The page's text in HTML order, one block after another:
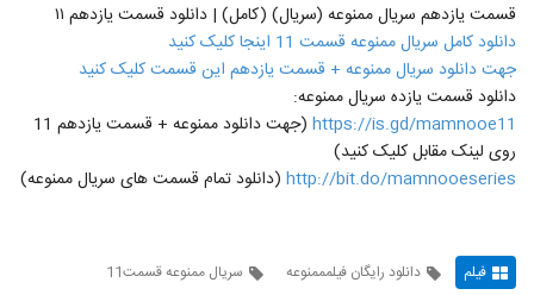
قسمت یازدهم سریال ممنوعه (سریال) (کامل) | دانلود قسمت یازدهم ۱۱
دانلود کامل سریال ممنوعه قسمت 11 اینجا کلیک کنید
جهت دانلود سریال ممنوعه + قسمت یازدهم این قسمت کلیک کنید
دانلود قسمت یازده سریال ممنوعه:
https://is.gd/mamnooe11
(جهت دانلود ممنوعه + قسمت یازدهم 11
روی لینک مقابل کلیک کنید)
http://bit.do/mamnooeseries (دانلود تمام قسمت های سریال ممنوعه)
فیلم دانلود رایگان فیلمممنوعه
سريال ممنوعه قسمت11